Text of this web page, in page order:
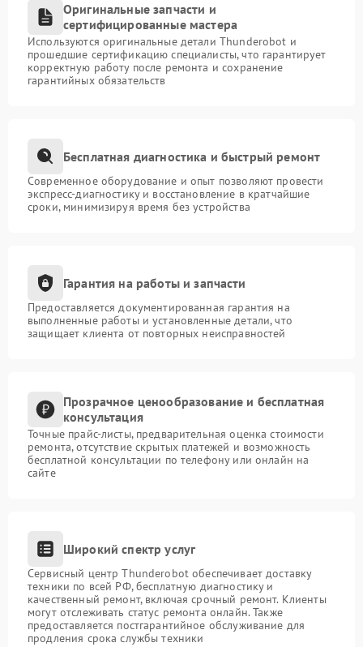
Оригинальные запчасти и
сертифицированные мастера
Используются оригинальные детали Thunderobot и
прошедшие сертификацию специалисты, что гарантирует
корректную работу после ремонта и сохранение
гарантийных обязательств
Бесплатная диагностика и быстрый ремонт
Современное оборудование и опыт позволяют провести
экспресс-диагностику и восстановление в кратчайшие
сроки, минимизируя время без устройства
Гарантия на работы и запчасти
Предоставляется документированная гарантия на
выполненные работы и установленные детали, что
защищает клиента от повторных неисправностей
Прозрачное ценообразование и бесплатная
консультация
Точные прайс-листы, предварительная оценка стоимости
ремонта, отсутствие скрытых платежей и возможность
бесплатной консультации по телефону или онлайн на
сайте
Широкий спектр услуг
Сервисный центр Thunderobot обеспечивает доставку
техники по всей РФ, бесплатную диагностику и
качественный ремонт, включая срочный ремонт. Клиенты
могут отслеживать статус ремонта онлайн. Также
предоставляется постгарантийное обслуживание для
продления срока службы техники